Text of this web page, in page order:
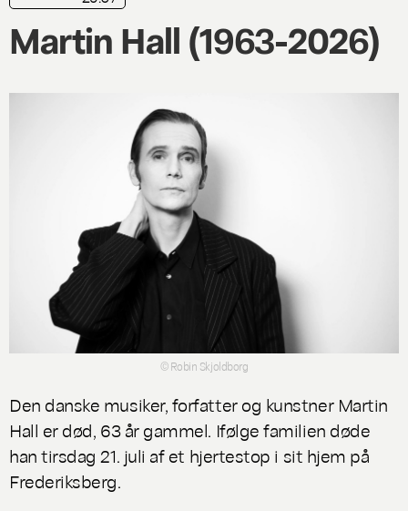
Martin Hall (1963-2026)
© Robin Skjoldborg
Den danske musiker, forfatter og kunstner Martin
Hall er død, 63 år gammel. Ifølge familien døde
han tirsdag 21. juli af et hjertestop i sit hjem på
Frederiksberg.